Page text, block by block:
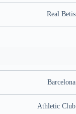
Real Betis
Barcelona
Athletic Club